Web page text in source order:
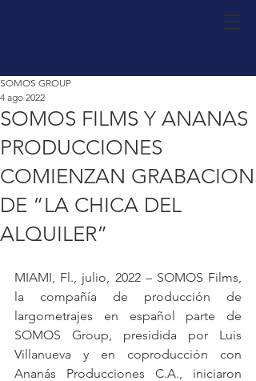
SOMOS FILMS Y ANANAS
PRODUCCIONES
COMIENZAN GRABACION
DE “LA CHICA DEL
ALQUILER”
SOMOS GROUP
4 ago 2022
MIAMI, Fl., julio, 2022 – SOMOS Films,
la compañía de producción de
largometrajes en español parte de
SOMOS Group, presidida por Luis
Villanueva y en coproducción con
Ananás Producciones C.A., iniciaron